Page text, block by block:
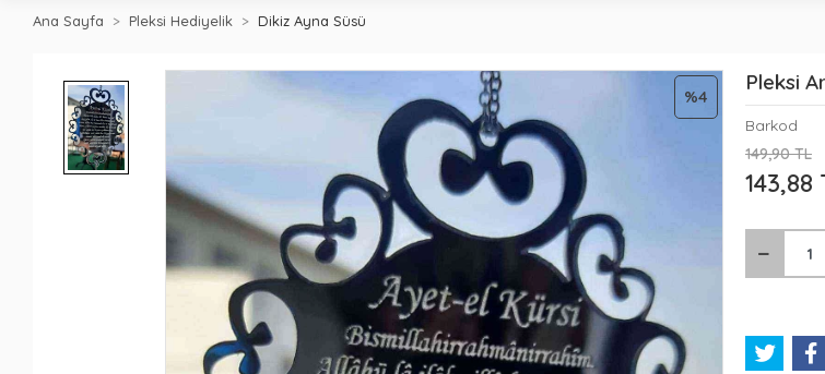
Ana Sayfa Pleksi Hediyelik Dikiz Ayna Süsü
%4
Pleksi
Barkod
149,90 TL
143,88